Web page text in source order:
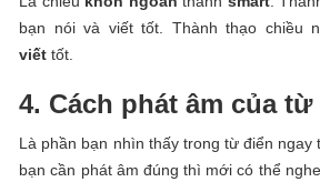
bạn nói và viết tốt. Thành thạo chiều
viết tốt.
4. Cách phát âm của từ
Là phần bạn nhìn thấy trong từ điển
bạn cần phát âm đúng thì mới có thể